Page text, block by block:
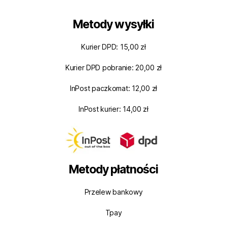
Metody wysyłki
Kurier DPD: 15,00 zł
Kurier DPD pobranie: 20,00 zł
InPost paczkomat: 12,00 zł
InPost kurier: 14,00 zł
Metody płatności
Przelew bankowy
Tpay